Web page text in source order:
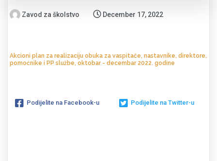
Zavod za školstvo December 17, 2022
Akcioni plan za realizaciju obuka za vaspitače, nastavnike, direktore,
pomoćnike i PP službe, oktobar - decembar 2022. godine
Podijelite na Facebook-u Podijelite na Twitter-u